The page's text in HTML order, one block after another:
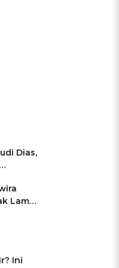
Dias,
Lama
Ini